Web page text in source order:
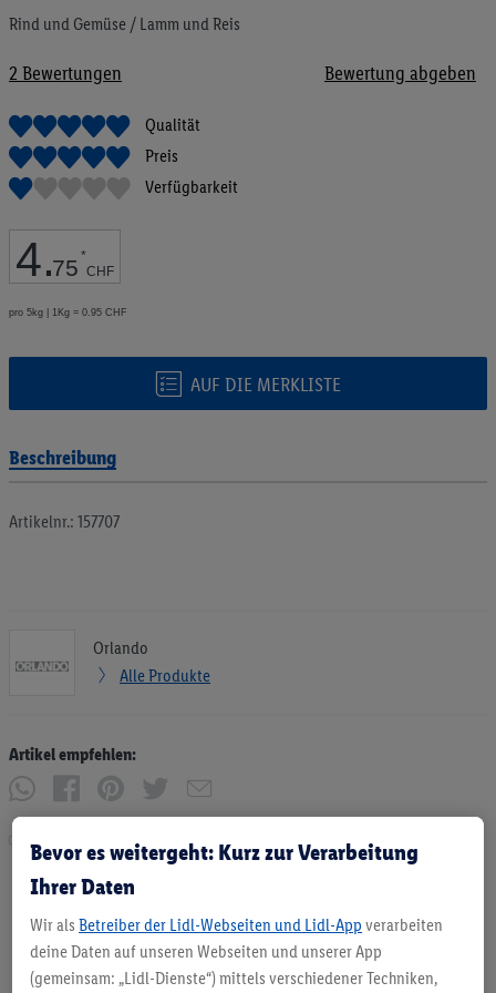
Rind und Gemüse / Lamm und Reis
2 Bewertungen Bewertung abgeben
Qualität
Preis
Verfügbarkeit
4.75 *
CHF
pro 5kg | 1Kg = 0.95 CHF
AUF DIE MERKLISTE
Bildgalerie
springen
Beschreibung
Artikelnr.: 157707
Orlando
Alle Produkte
Artikel empfehlen:
Drucken
Bevor es weitergeht: Kurz zur Verarbeitung
Ihrer Daten
Wir als Betreiber der Lidl-Webseiten und Lidl-App verarbeiten
deine Daten auf unseren Webseiten und unserer App
(gemeinsam: „Lidl-Dienste“) mittels verschiedener Techniken,